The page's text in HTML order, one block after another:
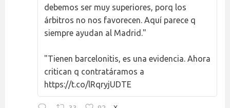
debemos ser muy superiores, porq los
árbitros no nos favorecen. Aquí parece q
siempre ayudan al Madrid."
"Tienen barcelonitis, es una evidencia. Ahora
critican q contratáramos a
https://t.co/lRqryjUDTE